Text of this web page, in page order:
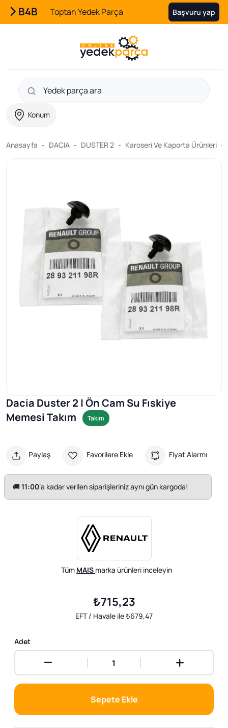
B4B Toptan Yedek Parça Başvuru yap
Konum
Anasayfa DACIA DUSTER 2 Karoseri Ve Kaporta Ürünleri
Dacia Duster 2 | Ön Cam Su Fıskiye
Memesi Takım
Takım
Paylaş Favorilere Ekle Fiyat Alarmı
🚚11:00’a kadar verilen siparişleriniz aynı gün kargoda!
Tüm MAIS marka ürünleri inceleyin
₺715,23
EFT / Havale ile ₺679,47
Adet
Sepete Ekle